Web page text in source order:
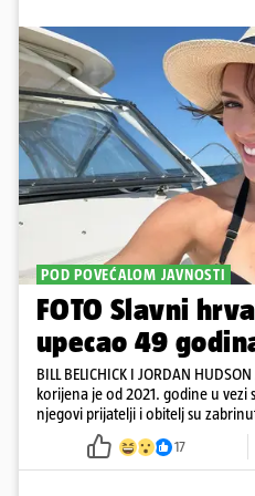
POD POVEĆALOM JAVNOSTI
FOTO Slavni
upecao 49
BILL BELICHICK I JORDAN
korijena je od 2021. godine u vezi
njegovi prijatelji i obitelj su
kontrolira
17